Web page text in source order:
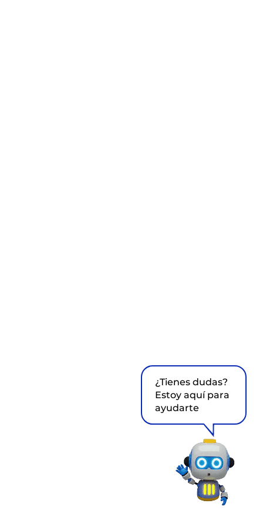
¿Tienes dudas?
Estoy aquí para
ayudarte